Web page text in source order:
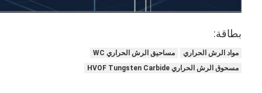
بطاقة:
مواد الرش الحراري
مساحيق الرش الحراري WC
مسحوق الرش الحراري HVOF Tungsten Carbide